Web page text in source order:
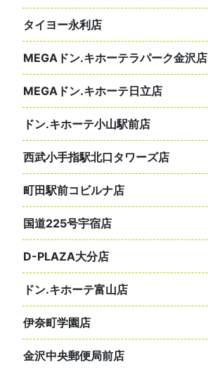
タイヨー永利店
MEGAドン.キホーテラパーク金沢店
MEGAドン.キホーテ日立店
ドン.キホーテ小山駅前店
西武小手指駅北口タワーズ店
町田駅前コビルナ店
国道225号宇宿店
D-PLAZA大分店
ドン.キホーテ富山店
伊奈町学園店
金沢中央郵便局前店